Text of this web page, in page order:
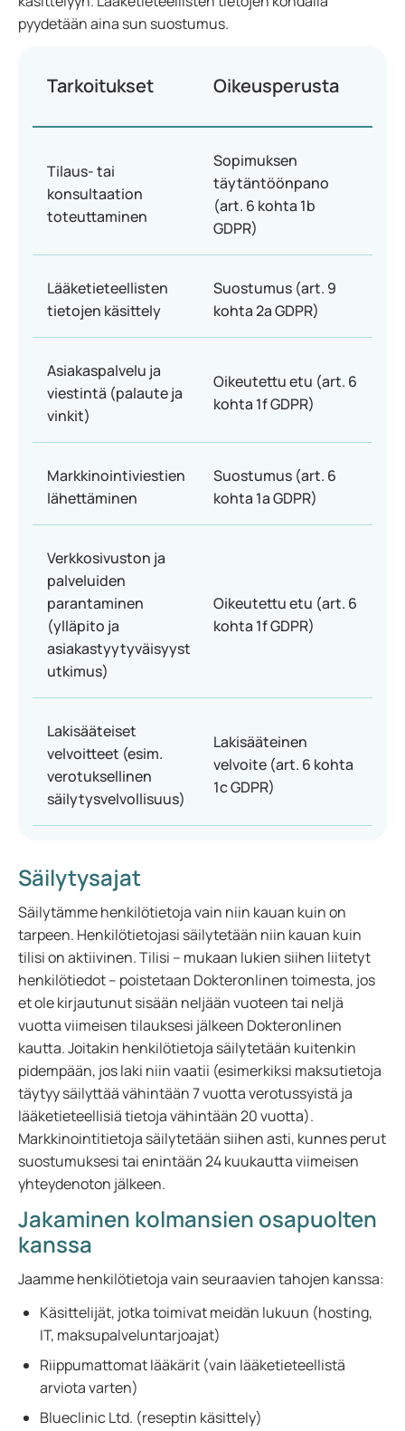
pyydetään aina sun suostumus.
Tarkoitukset Oikeusperusta
Tilaus- tai
konsultaation
toteuttaminen
Sopimuksen
täytäntöönpano
(art. 6 kohta 1b
GDPR)
Lääketieteellisten
tietojen käsittely
Suostumus (art. 9
kohta 2a GDPR)
Asiakaspalvelu ja
viestintä (palaute ja
vinkit)
Oikeutettu etu (art. 6
kohta 1f GDPR)
Markkinointiviestien
lähettäminen
Suostumus (art. 6
kohta 1a GDPR)
Verkkosivuston ja
palveluiden
parantaminen
(ylläpito ja
asiakastyytyväisyyst
utkimus)
Oikeutettu etu (art. 6
kohta 1f GDPR)
Lakisääteiset
velvoitteet (esim.
verotuksellinen
säilytysvelvollisuus)
Lakisääteinen
velvoite (art. 6 kohta
1c GDPR)
Säilytysajat
Säilytämme henkilötietoja vain niin kauan kuin on
tarpeen. Henkilötietojasi säilytetään niin kauan kuin
tilisi on aktiivinen. Tilisi – mukaan lukien siihen liitetyt
henkilötiedot – poistetaan Dokteronlinen toimesta, jos
et ole kirjautunut sisään neljään vuoteen tai neljä
vuotta viimeisen tilauksesi jälkeen Dokteronlinen
kautta. Joitakin henkilötietoja säilytetään kuitenkin
pidempään, jos laki niin vaatii (esimerkiksi maksutietoja
täytyy säilyttää vähintään 7 vuotta verotussyistä ja
lääketieteellisiä tietoja vähintään 20 vuotta).
Markkinointitietoja säilytetään siihen asti, kunnes perut
suostumuksesi tai enintään 24 kuukautta viimeisen
yhteydenoton jälkeen.
Jakaminen kolmansien osapuolten
kanssa
Jaamme henkilötietoja vain seuraavien tahojen kanssa:
Käsittelijät, jotka toimivat meidän lukuun (hosting,
IT, maksupalveluntarjoajat)
Riippumattomat lääkärit (vain lääketieteellistä
arviota varten)
Blueclinic Ltd. (reseptin käsittely)